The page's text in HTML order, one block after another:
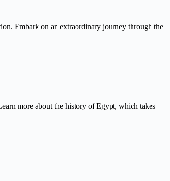
Embark on an extraordinary journey through the
more about the history of Egypt, which takes